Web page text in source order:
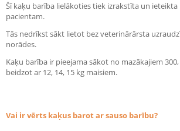
Šī kaķu barība lielākoties tiek izrakstīta un
pacientam.
Tās nedrīkst sākt lietot bez veterinārārsta
norādes.
Kaķu barība ir pieejama sākot no mazākajiem 300,
beidzot ar 12, 14, 15 kg maisiem.
Vai ir vērts kaķus barot ar sauso barību?